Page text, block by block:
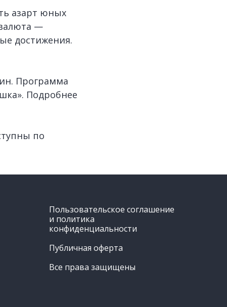
азарт юных
—
достижения.
Программа
Подробнее
по
Пользовательское соглашение
и политика
конфиденциальности
Публичная оферта
Все права защищены